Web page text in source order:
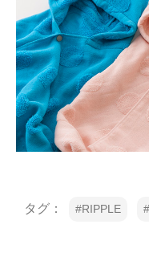
タグ： RIPPLE